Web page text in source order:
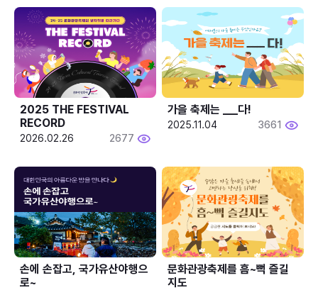
2025 THE FESTIVAL
RECORD
2026.02.26 2677
2025.11.04 3661
손에 손잡고, 국가유산야행으
로~
문화관광축제를 흠~뻑 즐길
지도